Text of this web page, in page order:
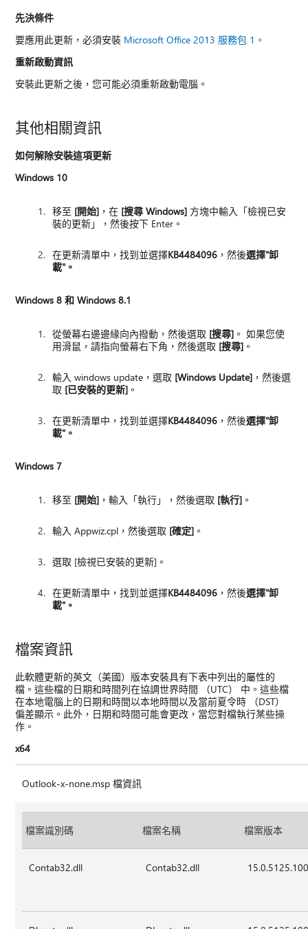
先決條件
要應用此更新，必須安裝 Microsoft Office 2013 服務包 1。
重新啟動資訊
安裝此更新之後，您可能必須重新啟動電腦。
其他相關資訊
如何解除安裝這項更新
Windows 10
移至 [開始] ，在 [搜尋 Windows] 方塊中輸入「檢視已安
裝的更新」，然後按下 Enter。
在更新清單中，找到並選擇KB4484096 ，然後選擇"卸
載"。
Windows 8 和 Windows 8.1
從螢幕右邊邊緣向內撥動，然後選取 [搜尋] 。 如果您使
用滑鼠，請指向螢幕右下角，然後選取 [搜尋] 。
輸入 windows update，選取 [Windows Update] ，然後選
取 [已安裝的更新] 。
在更新清單中，找到並選擇KB4484096 ，然後選擇"卸
載"。
Windows 7
移至 [開始] ，輸入「執行」，然後選取 [執行] 。
輸入 Appwiz.cpl，然後選取 [確定] 。
選取 [檢視已安裝的更新]。
在更新清單中，找到並選擇KB4484096 ，然後選擇"卸
載"。
檔案資訊
此軟體更新的英文（美國）版本安裝具有下表中列出的屬性的
檔。這些檔的日期和時間列在協調世界時間 （UTC） 中。這些檔
在本地電腦上的日期和時間以本地時間以及當前夏令時 （DST）
偏差顯示。此外，日期和時間可能會更改，當您對檔執行某些操
作。
x64
Outlook-x-none.msp 檔資訊
檔案識別碼 檔案名稱 檔案版本
Contab32.dll Contab32.dll